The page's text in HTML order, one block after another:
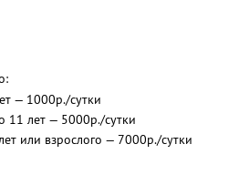
— 1000р./сутки
11 лет — 5000р./сутки
или взрослого — 7000р./сутки